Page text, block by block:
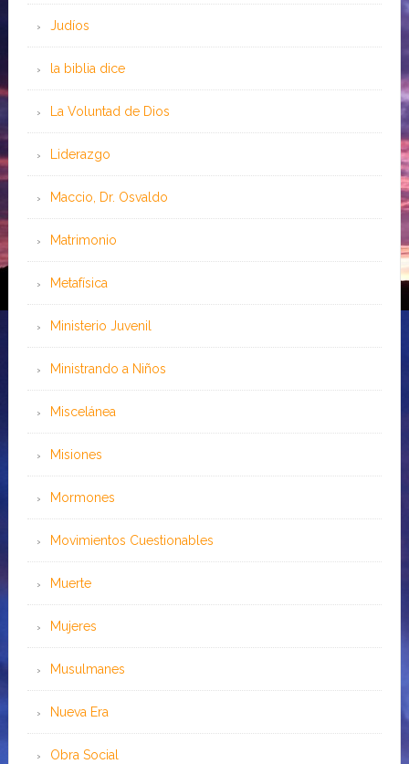
Judíos
la biblia dice
La Voluntad de Dios
Liderazgo
Maccio, Dr. Osvaldo
Matrimonio
Metafísica
Ministerio Juvenil
Ministrando a Niños
Miscelánea
Misiones
Mormones
Movimientos Cuestionables
Muerte
Mujeres
Musulmanes
Nueva Era
Obra Social